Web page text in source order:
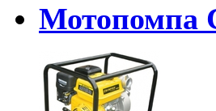
Мотопомпа